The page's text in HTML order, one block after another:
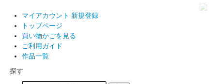
マイアカウント 新規登録
トップページ
買い物かごを見る
ご利用ガイド
作品一覧
探す